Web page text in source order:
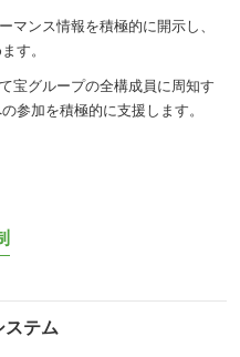
マンス情報を積極的に開示し、
す。
宝グループの全構成員に周知す
参加を積極的に支援します。
ステム